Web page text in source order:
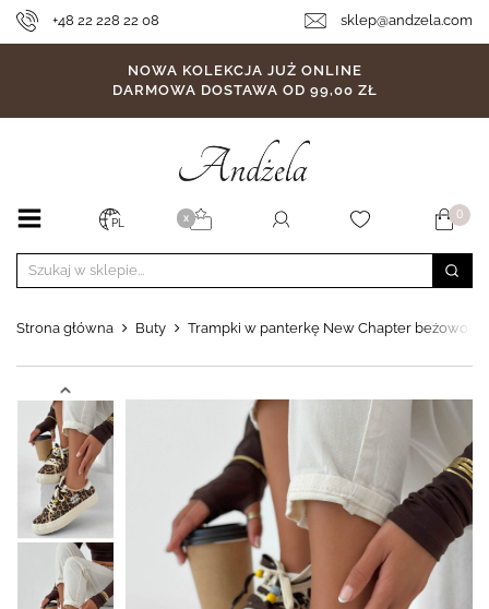
+48 22 228 22 08 sklep@andzela.com
NOWA KOLEKCJA JUŻ ONLINE
DARMOWA DOSTAWA OD 99,00 ZŁ
PL X 0
Strona główna Buty Trampki w panterkę New Chapter beżowo-